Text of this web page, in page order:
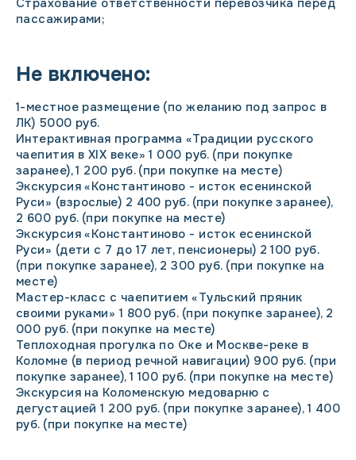
Страхование ответственности перевозчика перед
пассажирами;
Не включено:
1-местное размещение (по желанию под запрос в
ЛК) 5000 руб.
Интерактивная программа «Традиции русского
чаепития в XIX веке» 1 000 руб. (при покупке
заранее), 1 200 руб. (при покупке на месте)
Экскурсия «Константиново - исток есенинской
Руси» (взрослые) 2 400 руб. (при покупке заранее),
2 600 руб. (при покупке на месте)
Экскурсия «Константиново - исток есенинской
Руси» (дети с 7 до 17 лет, пенсионеры) 2 100 руб.
(при покупке заранее), 2 300 руб. (при покупке на
месте)
Мастер-класс с чаепитием «Тульский пряник
своими руками» 1 800 руб. (при покупке заранее), 2
000 руб. (при покупке на месте)
Теплоходная прогулка по Оке и Москве-реке в
Коломне (в период речной навигации) 900 руб. (при
покупке заранее), 1 100 руб. (при покупке на месте)
Экскурсия на Коломенскую медоварню с
дегустацией 1 200 руб. (при покупке заранее), 1 400
руб. (при покупке на месте)